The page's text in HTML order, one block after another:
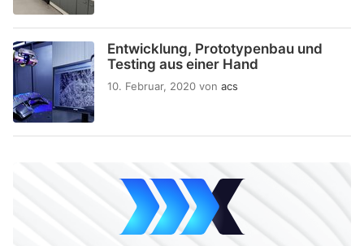
Entwicklung, Prototypenbau und
Testing aus einer Hand
10. Februar, 2020 von acs